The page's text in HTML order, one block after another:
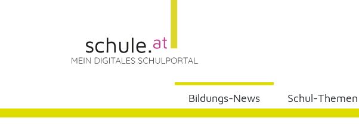
Bildungs-News Schul-Themen